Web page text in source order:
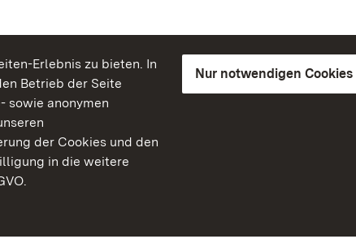
Erlebnis zu bieten. In
Betrieb der Seite
sowie anonymen
der Cookies und den
in die weitere
Nur notwendigen